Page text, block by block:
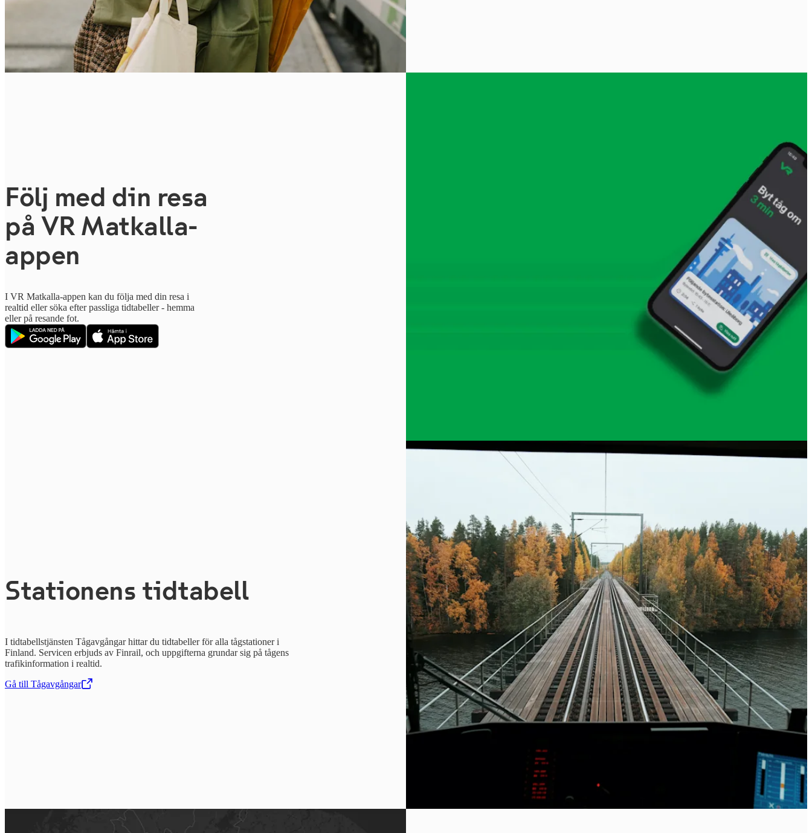
Följ med din resa
på VR Matkalla-
appen
I VR Matkalla-appen kan du följa med din resa i
realtid eller söka efter passliga tidtabeller - hemma
eller på resande fot.
Stationens tidtabell
I tidtabellstjänsten Tågavgångar hittar du tidtabeller för alla tågstationer i
Finland. Servicen erbjuds av Finrail, och uppgifterna grundar sig på tågens
trafikinformation i realtid.
Gå till Tågavgångar
,Öppnas i en ny flik